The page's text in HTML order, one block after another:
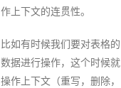
作上下文的连贯性。
比如有时候我们要对表格的
数据进行操作，这个时候就
操作上下文（重写，删除，